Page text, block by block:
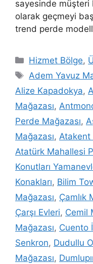
sayesinde müşteri
olarak geçmeyi
trend perde
Hizmet Bölge,
Adem Yavuz
Alize Kapadokya,
Mağazası,
Perde Mağazası,
Mağazası, Atakent
Atatürk Mahallesi
Konutları
Konakları, Bilim
Mağazası, Çamlık
Çarşı Evleri, Cemil
Mağazası, Cuento
Senkron, Dudullu
Mağazası,